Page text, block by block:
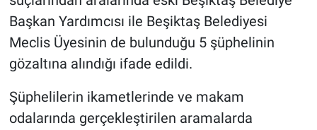
Başkan Yardımcısı ile Beşiktaş Belediyesi
Meclis Üyesinin de bulunduğu 5 şüphelinin
gözaltına alındığı ifade edildi.
Şüphelilerin ikametlerinde ve makam
odalarında gerçekleştirilen aramalarda